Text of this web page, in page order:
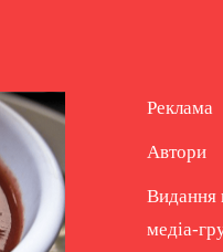
Реклама
Автори
Видання
медіа-